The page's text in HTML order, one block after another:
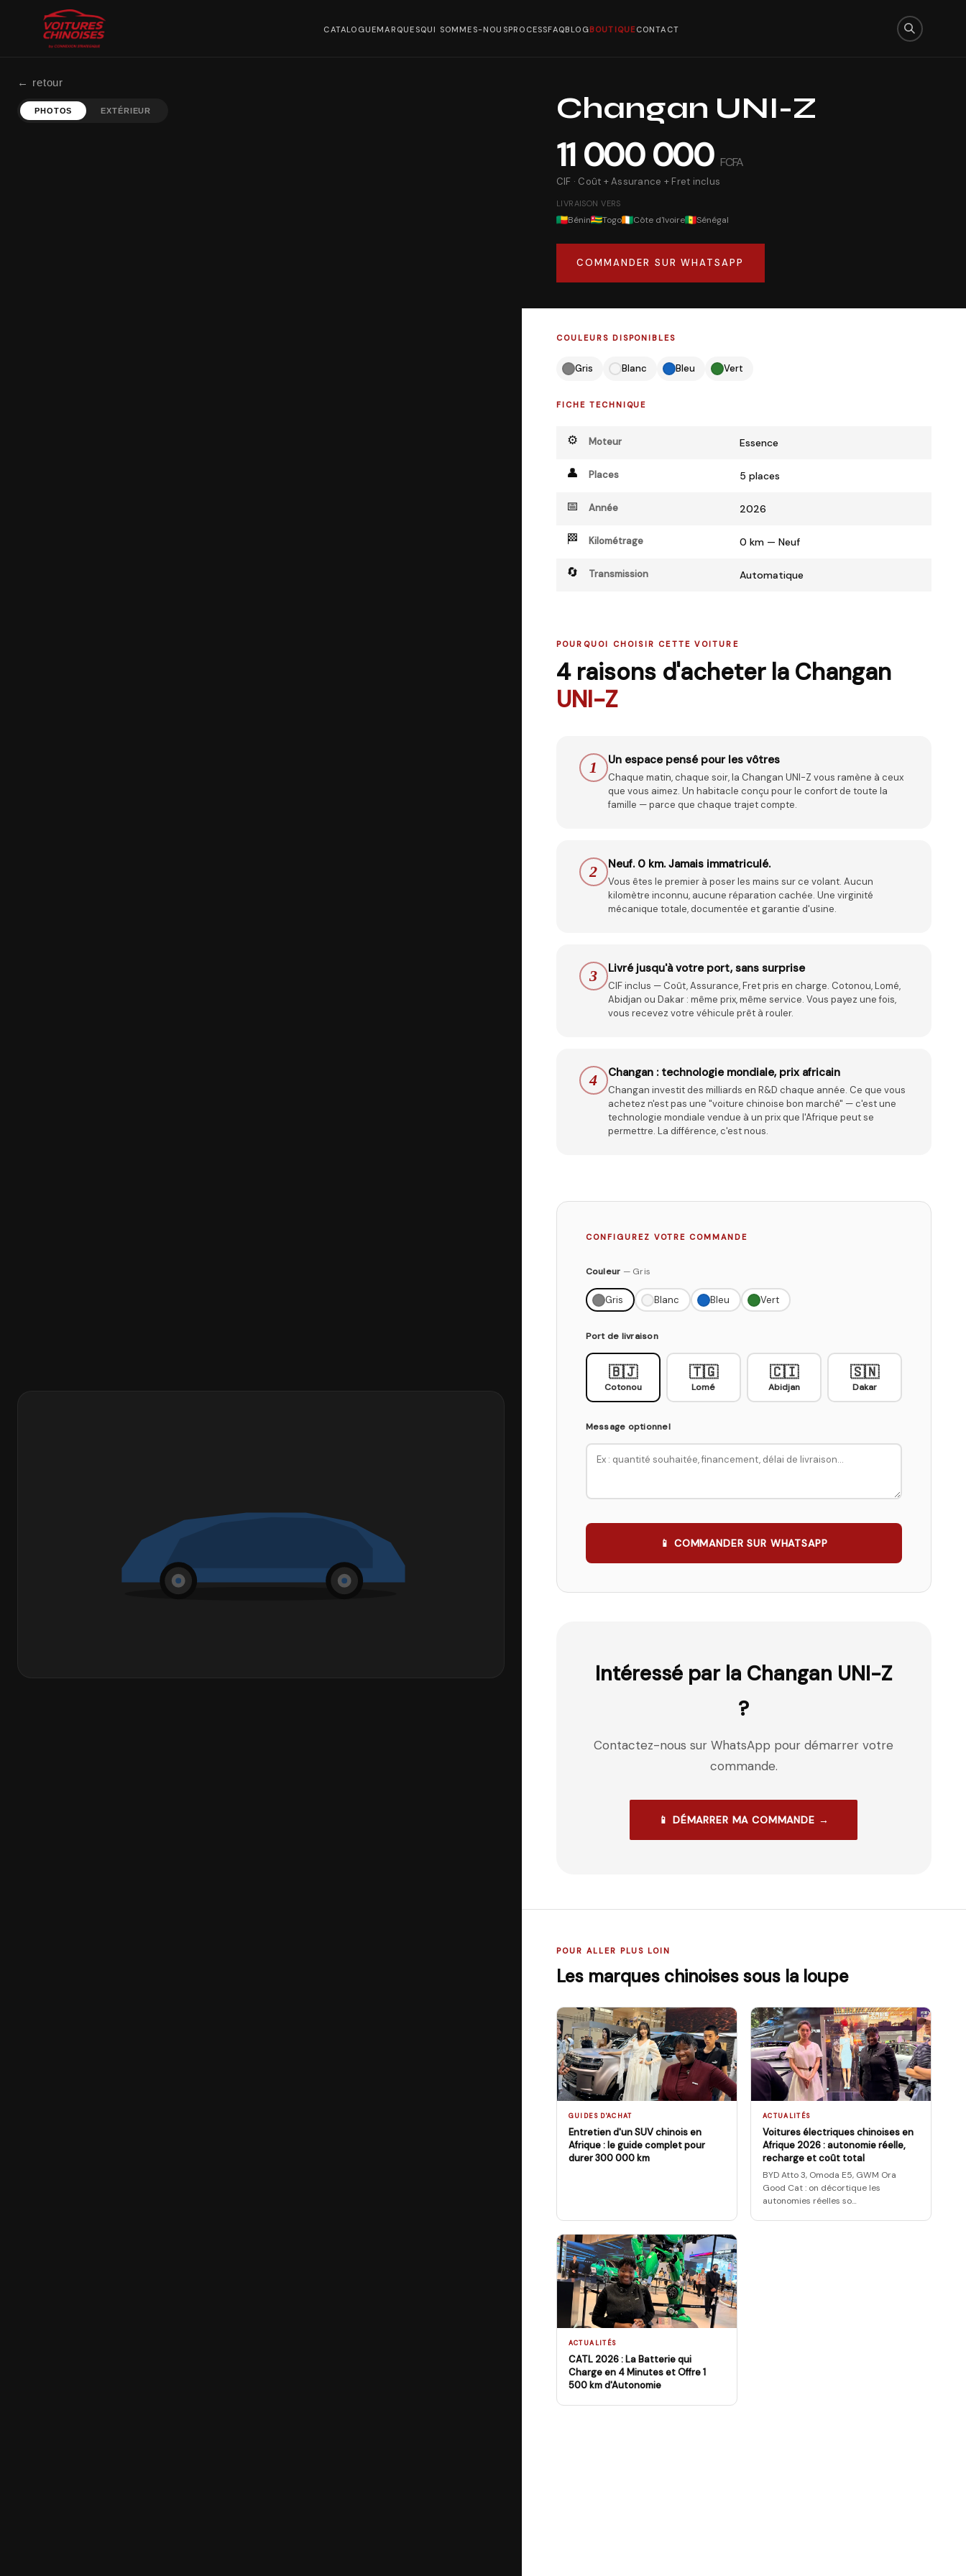
CATALOGUEMARQUESQUI SOMMES-NOUSPROCESSFAQBLOGBOUTIQUECONTACT
← retour
PHOTOS EXTÉRIEUR Changan UNI-Z
11 000 000 FCFA
CIF · Coût + Assurance + Fret inclus
LIVRAISON VERS
Bénin Togo Côte d'Ivoire Sénégal
COMMANDER SUR WHATSAPP
COULEURS DISPONIBLES
Gris Blanc Bleu Vert
FICHE TECHNIQUE
⚙️ Moteur Essence
👤 Places 5 places
📅 Année 2026
🏁 Kilométrage 0 km — Neuf
🔄 Transmission Automatique
POURQUOI CHOISIR CETTE VOITURE
4raisons d'acheter la Changan
UNI-Z
1 Un espace pensé pour les vôtres
Chaque matin, chaque soir, la Changan UNI-Z vous ramène à ceux
que vous aimez. Un habitacle conçu pour le confort de toute la
famille — parce que chaque trajet compte.
2 Neuf. 0 km. Jamais immatriculé.
Vous êtes le premier à poser les mains sur ce volant. Aucun
kilomètre inconnu, aucune réparation cachée. Une virginité
mécanique totale, documentée et garantie d'usine.
3 Livré jusqu'à votre port, sans surprise
CIF inclus — Coût, Assurance, Fret pris en charge. Cotonou, Lomé,
Abidjan ou Dakar : même prix, même service. Vous payez une fois,
vous recevez votre véhicule prêt à rouler.
4 Changan : technologie mondiale, prix africain
Changan investit des milliards en R&D chaque année. Ce que vous
achetez n'est pas une "voiture chinoise bon marché" — c'est une
technologie mondiale vendue à un prix que l'Afrique peut se
permettre. La différence, c'est nous.
CONFIGUREZ VOTRE COMMANDE
Couleur — Gris
Gris Blanc Bleu Vert
Port de livraison
🇧🇯
Cotonou
🇹🇬
Lomé
🇨🇮
Abidjan
🇸🇳
Dakar
Message optionnel
📱 COMMANDER SUR WHATSAPP
Intéressé par la Changan UNI-Z
?
Contactez-nous sur WhatsApp pour démarrer votre
commande.
📱 DÉMARRER MA COMMANDE →
POUR ALLER PLUS LOIN
Les marques chinoises sous la loupe
GUIDES D'ACHAT
Entretien d'un SUV chinois en
Afrique : le guide complet pour
durer 300 000 km
ACTUALITÉS
Voitures électriques chinoises en
Afrique 2026 : autonomie réelle,
recharge et coût total
BYD Atto 3, Omoda E5, GWM Ora
Good Cat : on décortique les
autonomies réelles so…
ACTUALITÉS
CATL 2026 : La Batterie qui
Charge en 4 Minutes et Offre 1
500 km d'Autonomie